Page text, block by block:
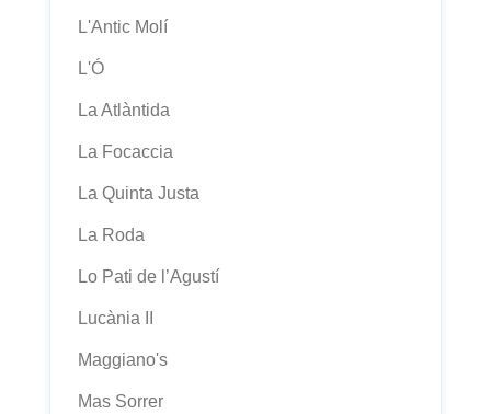
L'Antic Molí
L'Ó
La Atlàntida
La Focaccia
La Quinta Justa
La Roda
Lo Pati de l’Agustí
Lucània II
Maggiano's
Mas Sorrer